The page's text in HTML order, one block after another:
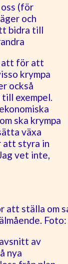
(för
och
bidra till
att för att
krympa
också
exempel.
ska krympa
växa
att styra in
vet inte,
att ställa
av
nya